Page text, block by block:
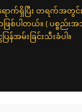
ာက်ရှိပြီး တရက်အတွင်း
ဖြစ်ပါတယ်။ ( ပစ္စည်
အမ်းခြင်းသီးခံပါ။